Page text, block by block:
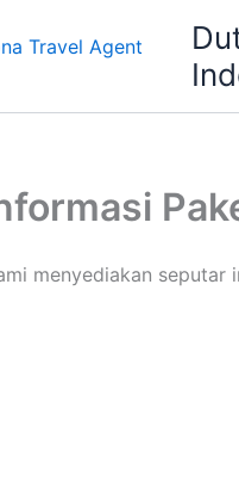
menyediakan